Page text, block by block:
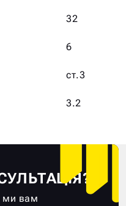
32
6
ст.3
3.2
ми вам